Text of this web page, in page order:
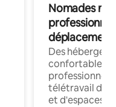
Nomades
déplacement
Des
confortables
professionnels
télétravail
et d'espaces